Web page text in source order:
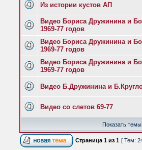
Из истории кустов АП
Видео Бориса Дружинина и
1969-77 годов
Видео Бориса Дружинина и
1969-77 годов
Видео Бориса Дружинина и
1969-77 годов
Видео Б.Дружинина и
Видео со слетов 69-77
Показать темы
Страница 1 из 1 [ Тем: